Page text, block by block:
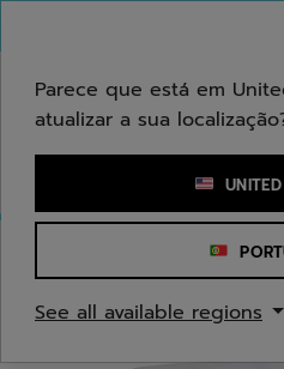
Introduzir uma palavra-
Parece que está em
atualizar a sua
See all available regions